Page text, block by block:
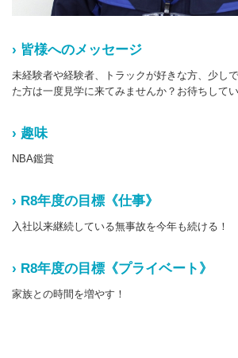
› 皆様へのメッセージ
未経験者や経験者、トラックが好きな方、少し
た方は一度見学に来てみませんか？お待ちしてい
› 趣味
NBA鑑賞
› R8年度の目標《仕事》
入社以来継続している無事故を今年も続ける！
› R8年度の目標《プライベート》
家族との時間を増やす！